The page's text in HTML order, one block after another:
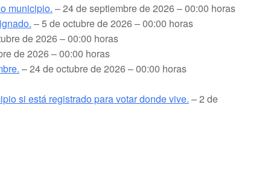
municipio. – 24 de septiembre de 2026 – 00:00 horas
– 5 de octubre de 2026 – 00:00 horas
de 2026 – 00:00 horas
de 2026 – 00:00 horas
– 24 de octubre de 2026 – 00:00 horas
si está registrado para votar donde vive. – 2 de